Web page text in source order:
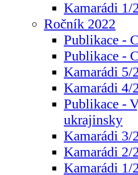
Kamarádi 1/
Ročník 2022
Publikace -
Publikace -
Kamarádi 5/
Kamarádi 4/
Publikace -
ukrajinsky
Kamarádi 3/
Kamarádi 2/
Kamarádi 1/